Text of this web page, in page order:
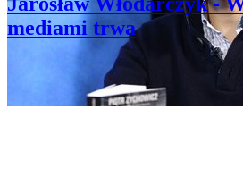
mediami trwa